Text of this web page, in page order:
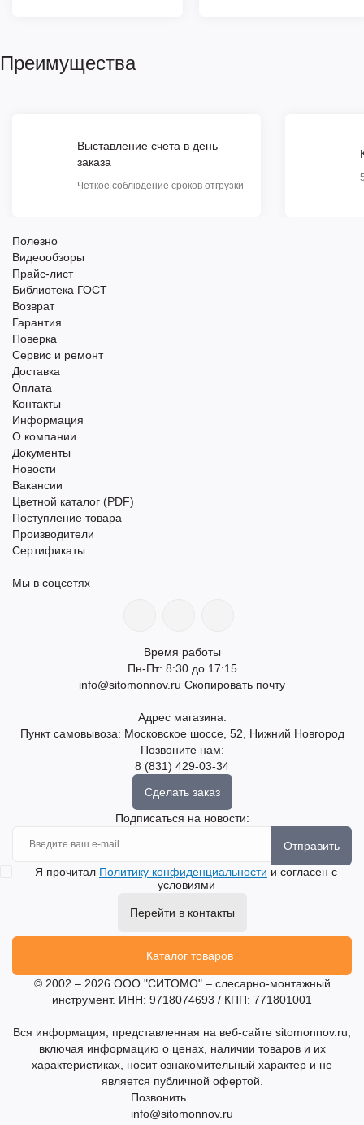
Преимущества
Выставление счета в день
заказа
Чёткое соблюдение сроков отгрузки
Полезно
Видеообзоры
Прайс-лист
Библиотека ГОСТ
Возврат
Гарантия
Поверка
Сервис и ремонт
Доставка
Оплата
Контакты
Информация
О компании
Документы
Новости
Вакансии
Цветной каталог (PDF)
Поступление товара
Производители
Сертификаты
Мы в соцсетях
Время работы
Пн-Пт: 8:30 до 17:15
info@sitomonnov.ru Скопировать почту
Адрес магазина:
Пункт самовывоза: Московское шоссе, 52, Нижний Новгород
Позвоните нам:
8 (831) 429-03-34
Сделать заказ
Подписаться на новости:
Отправить
Я прочитал Политику конфиденциальности и согласен с
условиями
Перейти в контакты
Каталог товаров
© 2002 – 2026 ООО "СИТОМО" – слесарно-монтажный
инструмент. ИНН: 9718074693 / КПП: 771801001
Вся информация, представленная на веб-сайте sitomonnov.ru,
включая информацию о ценах, наличии товаров и их
характеристиках, носит ознакомительный характер и не
является публичной офертой.
Позвонить
info@sitomonnov.ru